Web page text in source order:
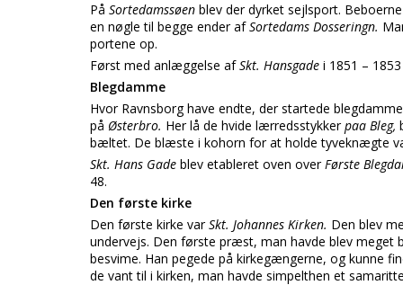
På Sortedamssøen blev der dyrket sejlsport.
en nøgle til begge ender afSortedams Dosseringn.
portene op.
Først med anlæggelse afSkt. Hansgade i 1851 –
Blegdamme
Hvor Ravnsborg have endte, der startede
på Østerbro. Her lå de hvide lærredsstykkerpaa Bleg,
bæltet. De blæste i kohorn for at holde tyveknægte
Skt. Hans Gade blev etableret oven overFørste
48.
Den første kirke
Den første kirke varSkt. Johannes Kirken. Den blev
undervejs. Den første præst, man havde blev
besvime. Han pegede på kirkegængerne, og kunne
de vant til i kirken, man havde simpelthen et